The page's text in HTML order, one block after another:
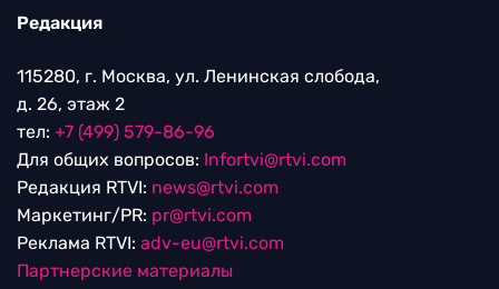
Редакция
115280, г. Москва, ул. Ленинская слобода,
д. 26, этаж 2
тел: +7 (499) 579-86-96
Для общих вопросов: Infortvi@rtvi.com
Редакция RTVI: news@rtvi.com
Маркетинг/PR: pr@rtvi.com
Реклама RTVI: adv-eu@rtvi.com
Партнерские материалы